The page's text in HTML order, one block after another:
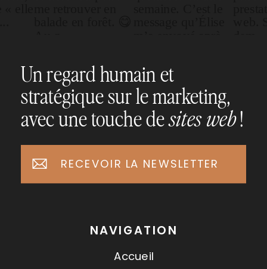
Accueil
Un regard humain et
stratégique sur le marketing,
avec une touche desites web!
NAVIGATION
RECEVOIR LA NEWSLETTER